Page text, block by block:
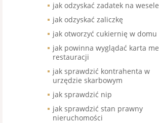
jak odzyskać zadatek na wesele
jak odzyskać zaliczkę
jak otworzyć cukiernię w domu
jak powinna wyglądać karta
restauracji
jak sprawdzić kontrahenta w
urzędzie skarbowym
jak sprawdzić nip
jak sprawdzić stan prawny
nieruchomości